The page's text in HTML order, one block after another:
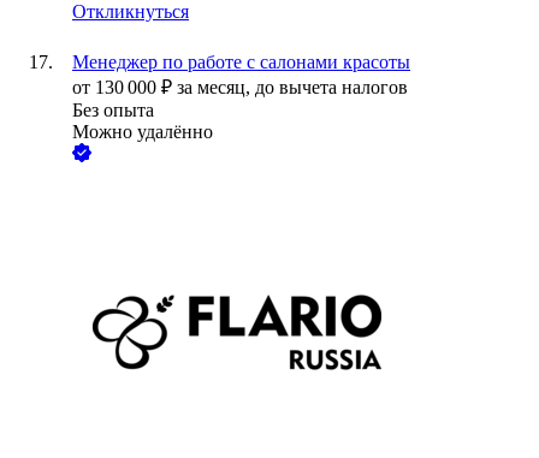
Откликнуться
Менеджер по работе с салонами красоты
от 130 000 ₽ за месяц, до вычета налогов
Без опыта
Можно удалённо